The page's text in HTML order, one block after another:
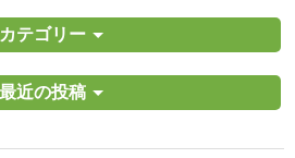
カテゴリー
最近の投稿